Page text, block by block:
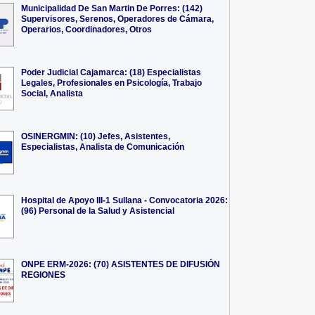
Municipalidad De San Martin De Porres: (142)
Supervisores, Serenos, Operadores de Cámara,
Operarios, Coordinadores, Otros
Poder Judicial Cajamarca: (18) Especialistas
Legales, Profesionales en Psicología, Trabajo
Social, Analista
OSINERGMIN: (10) Jefes, Asistentes,
Especialistas, Analista de Comunicación
Hospital de Apoyo III-1 Sullana - Convocatoria 2026:
(96) Personal de la Salud y Asistencial
ONPE ERM-2026: (70) ASISTENTES DE DIFUSIÓN
REGIONES